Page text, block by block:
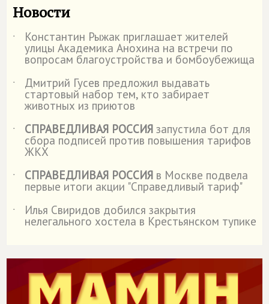
Новости
˙ Константин Рыжак приглашает жителей
улицы Академика Анохина на встречи по
вопросам благоустройства и бомбоубежища
˙
Дмитрий Гусев предложил выдавать
стартовый набор тем, кто забирает
животных из приютов
˙
СПРАВЕДЛИВАЯ РОССИЯ запустила бот для
сбора подписей против повышения тарифов
ЖКХ
˙
СПРАВЕДЛИВАЯ РОССИЯ в Москве подвела
первые итоги акции "Справедливый тариф"
˙
Илья Свиридов добился закрытия
нелегального хостела в Крестьянском тупике